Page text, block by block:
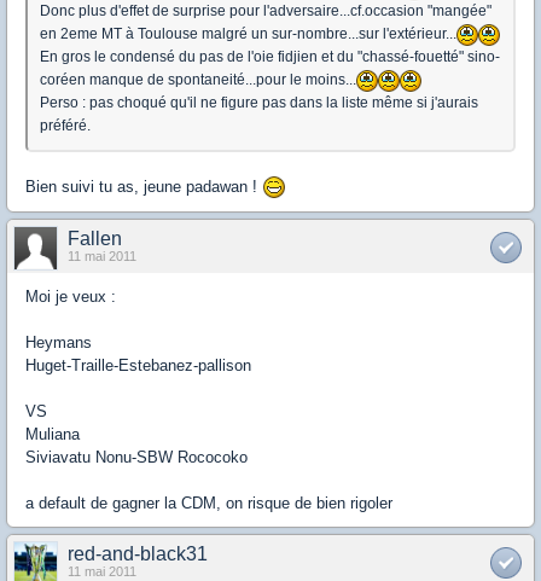
Donc plus d'effet de surprise pour l'adversaire...cf.occasion "mangée"
en 2eme MT à Toulouse malgré un sur-nombre...sur l'extérieur...
En gros le condensé du pas de l'oie fidjien et du "chassé-fouetté" sino-
coréen manque de spontaneité...pour le moins...
Perso : pas choqué qu'il ne figure pas dans la liste même si j'aurais
préféré.
Bien suivi tu as, jeune padawan !
Fallen
11 mai 2011
Moi je veux :
Heymans
Huget-Traille-Estebanez-pallison
VS
Muliana
Siviavatu Nonu-SBW Rococoko
a default de gagner la CDM, on risque de bien rigoler
red-and-black31
11 mai 2011